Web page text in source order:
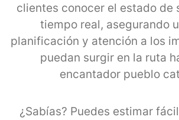
clientes conocer el estado de
tiempo real, asegurando
planificación y atención a los
puedan surgir en la ruta
encantador pueblo
¿Sabías? Puedes estimar